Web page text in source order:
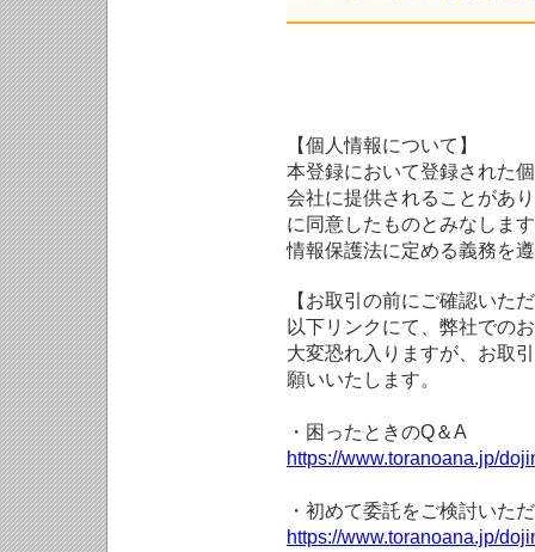
【個人情報について】
本登録において登録された
会社に提供されることがあ
に同意したものとみなしま
情報保護法に定める義務を
【お取引の前にご確認いた
以下リンクにて、弊社での
大変恐れ入りますが、お取
願いいたします。
・困ったときのQ＆A
https://www.toranoana.jp/
・初めて委託をご検討いた
https://www.toranoana.jp/